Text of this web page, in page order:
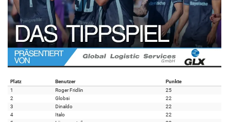
Platz Benutzer
Punkte
1
Roger Fridlin
25
2
Globsi
22
3
Dinaldo
22
4
Italo
22